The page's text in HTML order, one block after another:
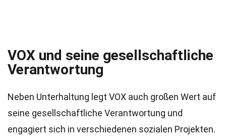
VOX und seine gesellschaftliche
Verantwortung
Neben Unterhaltung legt VOX auch großen Wert auf
seine gesellschaftliche Verantwortung und
engagiert sich in verschiedenen sozialen Projekten.